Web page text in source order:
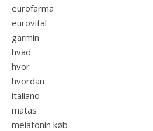
eurofarma
eurovital
garmin
hvad
hvor
hvordan
italiano
matas
melatonin køb